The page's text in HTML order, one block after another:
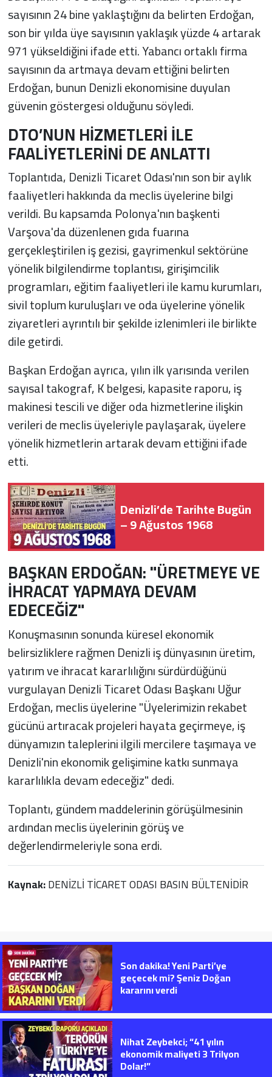
sayısının 24 bine yaklaştığını da belirten Erdoğan,
son bir yılda üye sayısının yaklaşık yüzde 4 artarak
971 yükseldiğini ifade etti. Yabancı ortaklı firma
sayısının da artmaya devam ettiğini belirten
Erdoğan, bunun Denizli ekonomisine duyulan
güvenin göstergesi olduğunu söyledi.
DTO’NUN HİZMETLERİ İLE
FAALİYETLERİNİ DE ANLATTI
Toplantıda, Denizli Ticaret Odası'nın son bir aylık
faaliyetleri hakkında da meclis üyelerine bilgi
verildi. Bu kapsamda Polonya'nın başkenti
Varşova'da düzenlenen gıda fuarına
gerçekleştirilen iş gezisi, gayrimenkul sektörüne
yönelik bilgilendirme toplantısı, girişimcilik
programları, eğitim faaliyetleri ile kamu kurumları,
sivil toplum kuruluşları ve oda üyelerine yönelik
ziyaretleri ayrıntılı bir şekilde izlenimleri ile birlikte
dile getirdi.
Başkan Erdoğan ayrıca, yılın ilk yarısında verilen
sayısal takograf, K belgesi, kapasite raporu, iş
makinesi tescili ve diğer oda hizmetlerine ilişkin
verileri de meclis üyeleriyle paylaşarak, üyelere
yönelik hizmetlerin artarak devam ettiğini ifade
etti.
Denizli’de Tarihte Bugün
– 9 Ağustos 1968
BAŞKAN ERDOĞAN: "ÜRETMEYE VE
İHRACAT YAPMAYA DEVAM
EDECEĞİZ"
Konuşmasının sonunda küresel ekonomik
belirsizliklere rağmen Denizli iş dünyasının üretim,
yatırım ve ihracat kararlılığını sürdürdüğünü
vurgulayan Denizli Ticaret Odası Başkanı Uğur
Erdoğan, meclis üyelerine "Üyelerimizin rekabet
gücünü artıracak projeleri hayata geçirmeye, iş
dünyamızın taleplerini ilgili mercilere taşımaya ve
Denizli'nin ekonomik gelişimine katkı sunmaya
kararlılıkla devam edeceğiz" dedi.
Toplantı, gündem maddelerinin görüşülmesinin
ardından meclis üyelerinin görüş ve
değerlendirmeleriyle sona erdi.
Kaynak:DENİZLİ TİCARET ODASI BASIN BÜLTENİDİR
Son dakika! Yeni Parti’ye
geçecek mi? Şeniz Doğan
kararını verdi
Nihat Zeybekci; “41 yılın
ekonomik maliyeti 3 Trilyon
Dolar!”